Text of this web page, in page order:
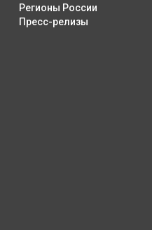
Регионы России
Пресс-релизы